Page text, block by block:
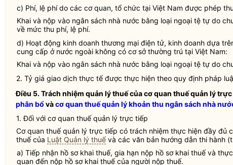
c) Phí, lệ phí do các cơ quan, tổ chức tại Việt Nam được phép
Khai và nộp vào ngân sách nhà nước bằng loại ngoại tệ tự do
về mức thu phí, lệ phí.
d) Hoạt động kinh doanh thương mại điện tử, kinh doanh dựa
cung cấp ở nước ngoài không có cơ sở thường trú tại Việt Nam:
Khai và nộp vào ngân sách nhà nước bằng loại ngoại tệ tự do
2. Tỷ giá giao dịch thực tế được thực hiện theo quy định pháp
Điều 5. Trách nhiệm quản lý thuế củacơ quan thuế quản lý
phân bổ vàcơ quan thuế quản lý khoản thu ngân sách nhà
1. Đối với cơ quan thuế quản lý trực tiếp
Cơ quan thuế quản lý trực tiếp có trách nhiệm thực hiện đầy đủ
thuế của Luật Quản lý thuếvà các văn bản hướng dẫn thi hành
a) Tiếp nhận hồ sơ khai thuế, gia hạn nộp hồ sơ khai thuếvà thực
quan đến nộp hồ sơ khai thuếcủa người nộp thuế.